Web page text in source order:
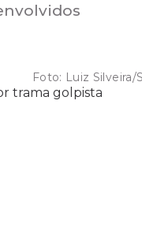
Foto: Luiz Silveira/